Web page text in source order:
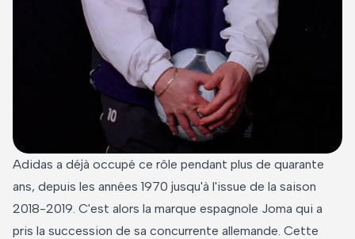
Adidas a déjà occupé ce rôle pendant plus de quarante
ans, depuis les années 1970 jusqu'à l'issue de la saison
2018-2019. C'est alors la marque espagnole Joma qui a
pris la succession de sa concurrente allemande. Cette